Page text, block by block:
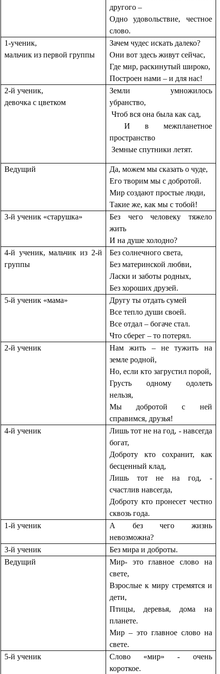
другого –
Одно удовольствие, честное
слово.
1-ученик,
мальчик из первой группы
Зачем чудес искать далеко?
Они вот здесь живут сейчас,
Где мир, раскинутый широко,
Построен нами – и для нас!
2-й ученик,
девочка с цветком
Земли умножилось
убранство,
Чтоб вся она была как сад,
И в межпланетное
пространство
Земные спутники летят.
Ведущий
Да, можем мы сказать о чуде,
Его творим мы с добротой.
Мир создают простые люди,
Такие же, как мы с тобой!
3-й ученик «старушка»
Без чего человеку тяжело
жить
И на душе холодно?
4-й ученик, мальчик из 2-й
группы
Без солнечного света,
Без материнской любви,
Ласки и заботы родных,
Без хороших друзей.
5-й ученик «мама»
Другу ты отдать сумей
Все тепло души своей.
Все отдал – богаче стал.
Что сберег – то потерял.
2-й ученик
Нам жить – не тужить на
земле родной,
Но, если кто загрустил порой,
Грусть одному одолеть
нельзя,
Мы добротой с ней
справимся, друзья!
4-й ученик
Лишь тот не на год, - навсегда
богат,
Доброту кто сохранит, как
бесценный клад,
Лишь тот не на год, -
счастлив навсегда,
Доброту кто пронесет честно
сквозь года.
1-й ученик
А без чего жизнь
невозможна?
3-й ученик
Без мира и доброты.
Ведущий
Мир- это главное слово на
свете,
Взрослые к миру стремятся и
дети,
Птицы, деревья, дома на
планете.
Мир – это главное слово на
свете.
5-й ученик
Слово «мир» - очень
короткое.